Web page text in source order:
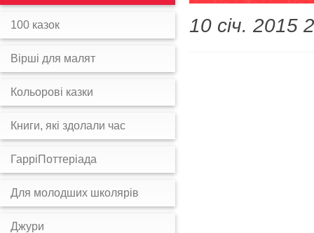
10 січ. 2015
100 казок
Вірші для малят
Кольорові казки
Книги, які здолали час
ГарріПоттеріада
Для молодших школярів
Джури